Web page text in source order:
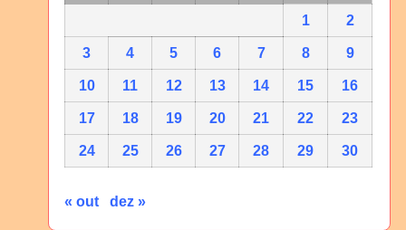
1 2
3 4 5 6 7 8 9
10 11 12 13 14 15 16
17 18 19 20 21 22 23
24 25 26 27 28 29 30
« out dez »